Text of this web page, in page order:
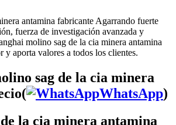
antamina fabricante Agarrando fuerte
fuerza de investigación avanzada y
molino sag de la cia minera antamina
y aporta valores a todos los clientes.
sag de la cia minera
WhatsApp)
la cia minera antamina